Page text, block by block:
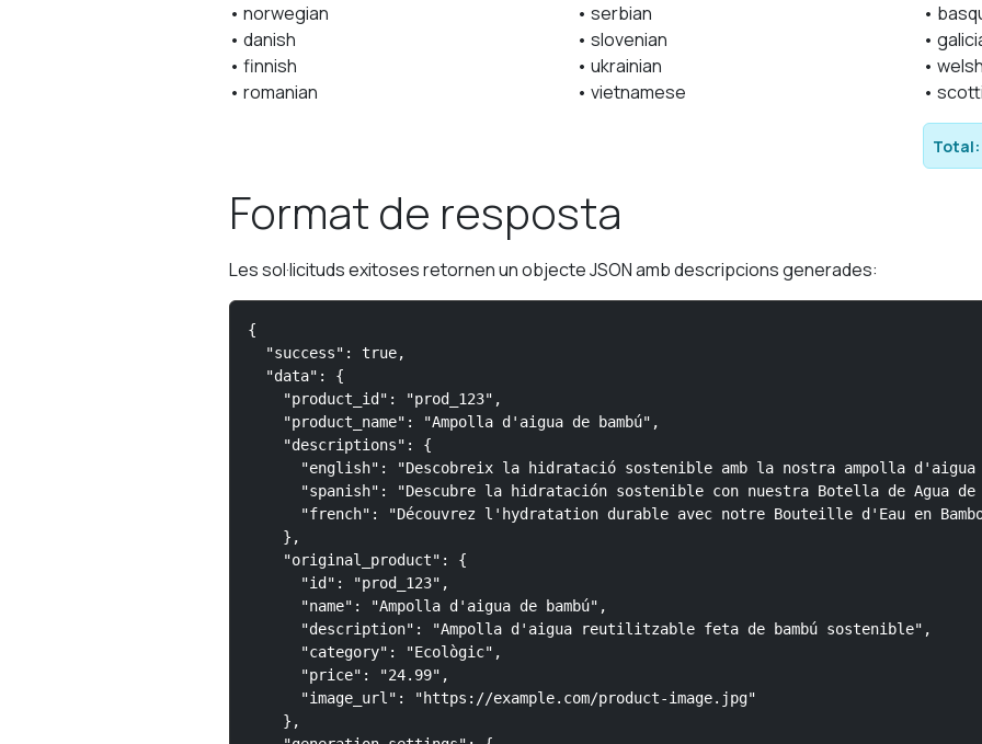
• norwegian
• danish
• finnish
• romanian
• serbian
• slovenian
• ukrainian
• vietnamese
•
•
•
•
Total:
Format de resposta
Les sol·licituds exitoses retornen un objecte JSON amb descripcions generades:
{
  "success": true,
  "data": {
    "product_id": "prod_123",
    "product_name": "Ampolla d'aigua de bambú",
    "descriptions": {
"english": "Descobreix la hidratació sostenible amb la nostra ampolla
"spanish": "Descubre la hidratación sostenible con nuestra Botella de Agua de
"french": "Découvrez l'hydratation durable avec notre Bouteille d'Eau en
    },
    "original_product": {
      "id": "prod_123",
      "name": "Ampolla d'aigua de bambú",
      "description": "Ampolla d'aigua reutilitzable feta de bambú sostenible",
      "category": "Ecològic",
      "price": "24.99",
      "image_url": "https://example.com/product-image.jpg"
    },